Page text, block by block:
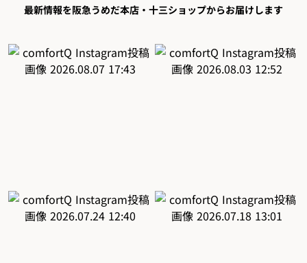
最新情報を阪急うめだ本店・十三ショップからお届けします